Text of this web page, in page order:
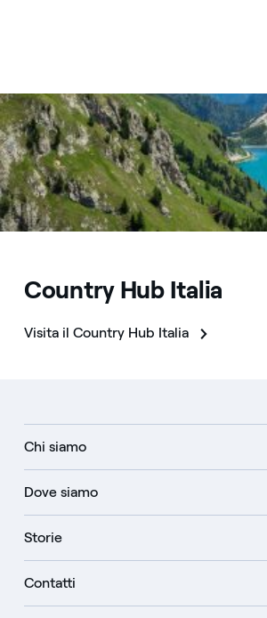
Scopri di più
Country Hub Italia
Visita il Country Hub Italia
Chi siamo
Dove siamo
Storie
Contatti